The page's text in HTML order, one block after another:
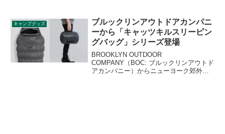
トな山岳向け分離型ストーブで、ドロッ
プダウンによる火力低下が起きにくく、
安定した火力で使うことができます。詳
細をレビューします。
キャンプグッズ
ブルックリンアウトドアカンパニ
ーから「キャッツキルスリーピン
グバッグ」シリーズ登場
BROOKLYN OUTDOOR
COMPANY（BOC: ブルックリンアウトド
アカンパニー）からニューヨーク郊外で